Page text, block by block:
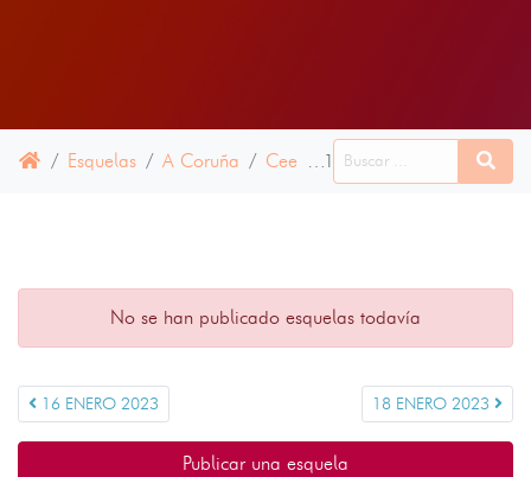
Esquelas A Coruña Cee 17 ENERO 2023
No se han publicado esquelas todavía
16 ENERO 2023 18 ENERO 2023
Publicar una esquela